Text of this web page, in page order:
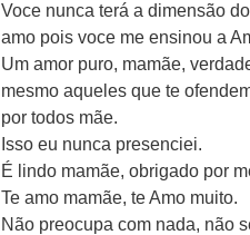
Voce nunca terá a dimensão
amo pois voce me ensinou a
Um amor puro, mamãe,
mesmo aqueles que te
por todos mãe.
Isso eu nunca presenciei.
É lindo mamãe, obrigado por
Te amo mamãe, te Amo muito.
Não preocupa com nada, não